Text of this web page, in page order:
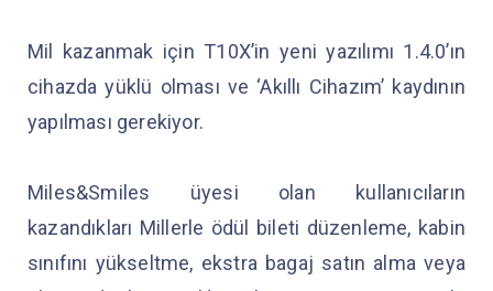
Mil kazanmak için T10X’in yeni yazılımı 1.4.0’ın
cihazda yüklü olması ve ‘Akıllı Cihazım’ kaydının
yapılması gerekiyor.
Miles&Smiles üyesi olan kullanıcıların
kazandıkları Millerle ödül bileti düzenleme, kabin
sınıfını yükseltme, ekstra bagaj satın alma veya